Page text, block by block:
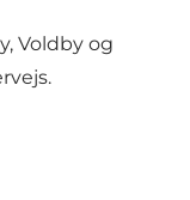
Voldby og